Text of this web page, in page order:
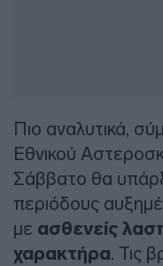
Πιο αναλυτικά,
Εθνικού
Σάββατο θα
περιόδους
με ασθενείς
χαρακτήρα. Τις